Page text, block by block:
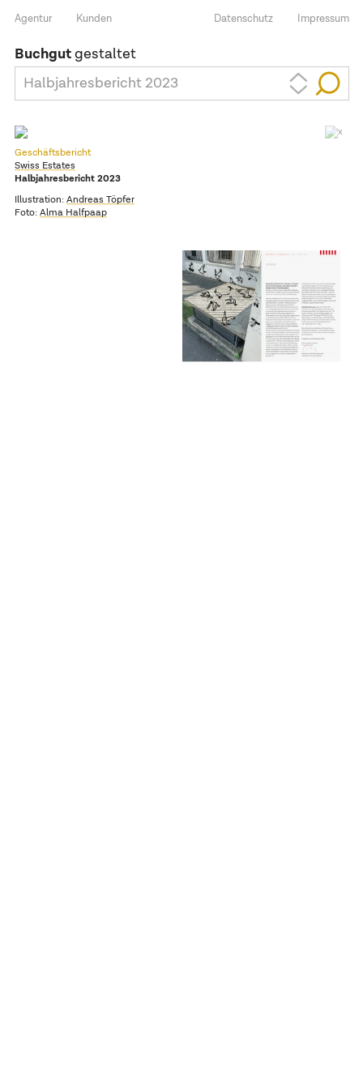
Agentur Kunden Impressum
Datenschutz
Buchgutgestaltet
Halbjahresbericht 2023
Geschäftsbericht
Swiss Estates
Halbjahresbericht 2023
Illustration: Andreas Töpfer
Foto: Alma Halfpaap